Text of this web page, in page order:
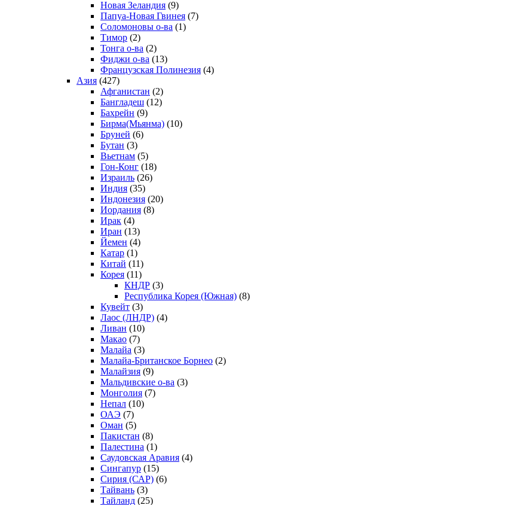
Новая Зеландия (9)
Папуа-Новая Гвинея (7)
Соломоновы о-ва (1)
Тимор (2)
Тонга о-ва (2)
Фиджи о-ва (13)
Французская Полинезия (4)
Азия (427)
Афганистан (2)
Бангладеш (12)
Бахрейн (9)
Бирма(Мьянма) (10)
Бруней (6)
Бутан (3)
Вьетнам (5)
Гон-Конг (18)
Израиль (26)
Индия (35)
Индонезия (20)
Иордания (8)
Ирак (4)
Иран (13)
Йемен (4)
Катар (1)
Китай (11)
Корея (11)
КНДР (3)
Республика Корея (Южная) (8)
Кувейт (3)
Лаос (ЛНДР) (4)
Ливан (10)
Макао (7)
Малайа (3)
Малайа-Британское Борнео (2)
Малайзия (9)
Мальдивские о-ва (3)
Монголия (7)
Непал (10)
ОАЭ (7)
Оман (5)
Пакистан (8)
Палестина (1)
Саудовская Аравия (4)
Сингапур (15)
Сирия (САР) (6)
Тайвань (3)
Тайланд (25)